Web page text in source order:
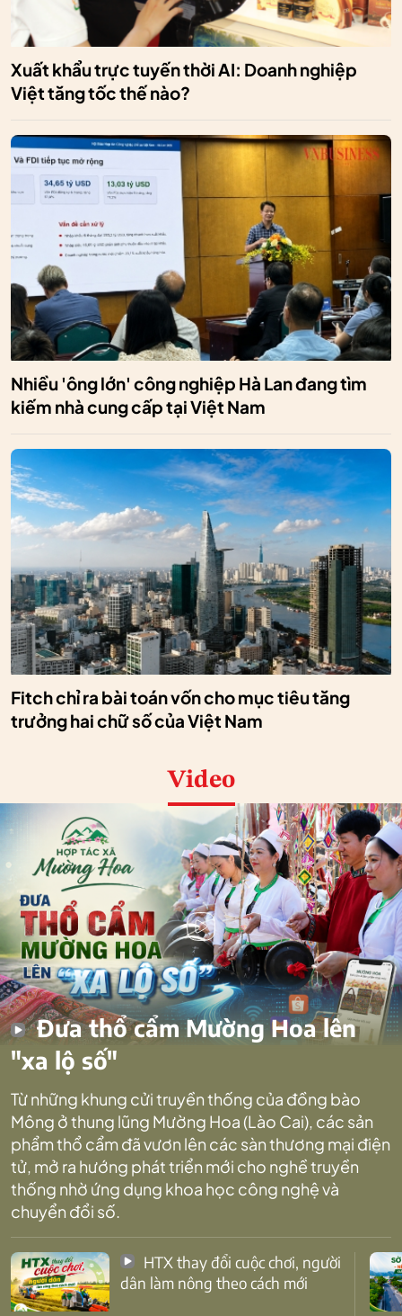
Xuất khẩu trực tuyến thời AI: Doanh nghiệp
Việt tăng tốc thế nào?
Nhiều 'ông lớn' công nghiệp Hà Lan đang tìm
kiếm nhà cung cấp tại Việt Nam
Fitch chỉ ra bài toán vốn cho mục tiêu tăng
trưởng hai chữ số của Việt Nam
Video
Đưa thổ cẩm Mường Hoa lên
"xa lộ số"
Từ những khung cửi truyền thống của đồng bào
Mông ở thung lũng Mường Hoa (Lào Cai), các sản
phẩm thổ cẩm đã vươn lên các sàn thương mại điện
tử, mở ra hướng phát triển mới cho nghề truyền
thống nhờ ứng dụng khoa học công nghệ và
chuyển đổi số.
dân làm nông theo cách mới